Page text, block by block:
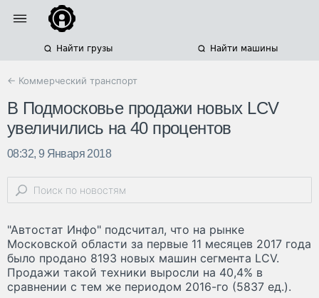
Найти грузы Найти машины
← Коммерческий транспорт
В Подмосковье продажи новых LCV
увеличились на 40 процентов
08:32, 9 Января 2018
"Автостат Инфо" подсчитал, что на рынке
Московской области за первые 11 месяцев 2017 года
было продано 8193 новых машин сегмента LCV.
Продажи такой техники выросли на 40,4% в
сравнении с тем же периодом 2016-го (5837 ед.).